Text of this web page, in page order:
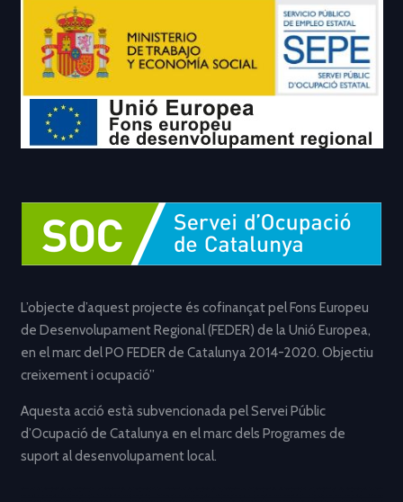
L’objecte d’aquest projecte és cofinançat pel Fons Europeu
de Desenvolupament Regional (FEDER) de la Unió Europea,
en el marc del PO FEDER de Catalunya 2014-2020. Objectiu
creixement i ocupació”
Aquesta acció està subvencionada pel Servei Públic
d’Ocupació de Catalunya en el marc dels Programes de
suport al desenvolupament local.